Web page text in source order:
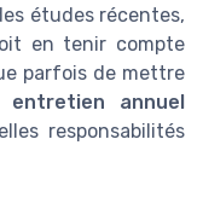
études récentes,
en tenir compte
parfois de mettre
entretien annuel
responsabilités